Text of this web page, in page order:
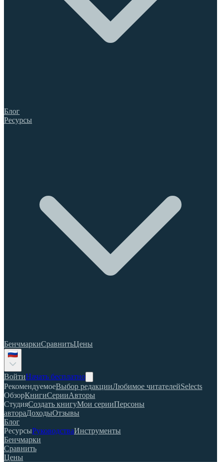
Блог
Ресурсы
БенчмаркиСравнитьЦены
ВойтиНачать бесплатно
РекомендуемоеВыбор редакцииЛюбимое читателейSelects
ОбзорКнигиСерииАвторы
СтудияСоздать книгуМои серииПерсоны
автораДоходыОтзывы
Блог
РесурсыРуководстваИнструменты
Бенчмарки
Сравнить
Цены